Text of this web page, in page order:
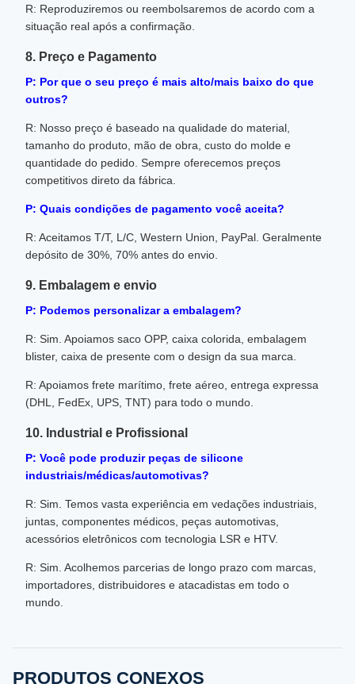
R: Reproduziremos ou reembolsaremos de acordo com a
situação real após a confirmação.
8. Preço e Pagamento
P: Por que o seu preço é mais alto/mais baixo do que
outros?
R: Nosso preço é baseado na qualidade do material,
tamanho do produto, mão de obra, custo do molde e
quantidade do pedido. Sempre oferecemos preços
competitivos direto da fábrica.
P: Quais condições de pagamento você aceita?
R: Aceitamos T/T, L/C, Western Union, PayPal. Geralmente
depósito de 30%, 70% antes do envio.
9. Embalagem e envio
P: Podemos personalizar a embalagem?
R: Sim. Apoiamos saco OPP, caixa colorida, embalagem
blister, caixa de presente com o design da sua marca.
R: Apoiamos frete marítimo, frete aéreo, entrega expressa
(DHL, FedEx, UPS, TNT) para todo o mundo.
10. Industrial e Profissional
P: Você pode produzir peças de silicone
industriais/médicas/automotivas?
R: Sim. Temos vasta experiência em vedações industriais,
juntas, componentes médicos, peças automotivas,
acessórios eletrônicos com tecnologia LSR e HTV.
R: Sim. Acolhemos parcerias de longo prazo com marcas,
importadores, distribuidores e atacadistas em todo o
mundo.
PRODUTOS CONEXOS